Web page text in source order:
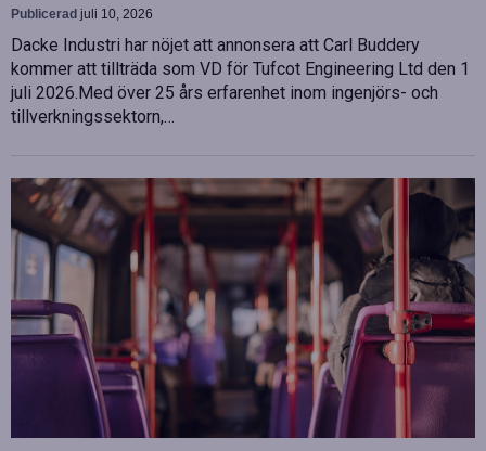
Publicerad juli 10, 2026
Dacke Industri har nöjet att annonsera att Carl Buddery
kommer att tillträda som VD för Tufcot Engineering Ltd den 1
juli 2026.Med över 25 års erfarenhet inom ingenjörs- och
tillverkningssektorn,…